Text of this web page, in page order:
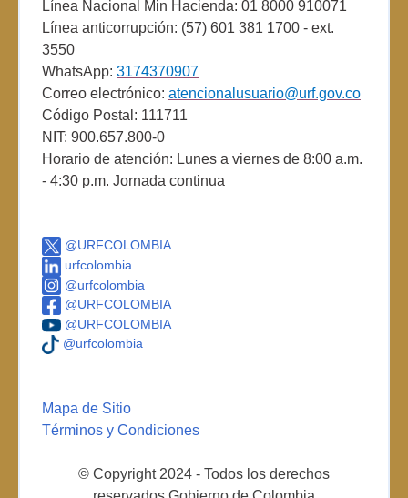
Línea Nacional Min Hacienda: 01 8000 910071
Línea anticorrupción: (57) 601 381 1700 - ext.
3550
WhatsApp: 3174370907
Correo electrónico: atencionalusuario@urf.gov.co
Código Postal: 111711
NIT: 900.657.800-0
Horario de atención: Lunes a viernes de 8:00 a.m.
- 4:30 p.m. Jornada continua
@URFCOLOMBIA
urfcolombia
@urfcolombia
@URFCOLOMBIA
@URFCOLOMBIA
@urfcolombia
Mapa de Sitio
Términos y Condiciones
© Copyright 2024 - Todos los derechos